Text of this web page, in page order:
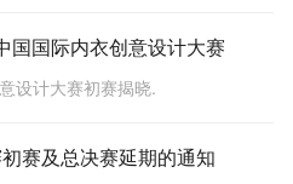
国国际内衣创意设计大赛
设计大赛初赛揭晓.
赛及总决赛延期的通知